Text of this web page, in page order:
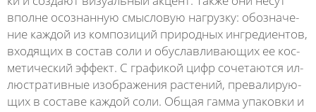
впол­не осо­знан­ную смыс­ло­вую на­груз­ку: обо­зна­че­
ние каж­дой из ком­по­зи­ций при­род­ных ин­гре­ди­ен­тов,
вхо­дя­щих в со­став со­ли и обу­с­лав­ли­ва­ю­щих ее кос­
ме­ти­чес­кий эф­фект. С гра­фи­кой цифр со­че­та­ют­ся ил­
люст­ра­тив­ные изо­бра­же­ния рас­те­ний, пре­ва­ли­ру­ю­
щих в со­ста­ве каж­дой со­ли. Об­щая гам­ма упа­ков­ки и